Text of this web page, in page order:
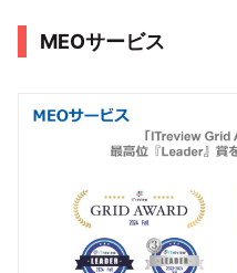
MEOサービス